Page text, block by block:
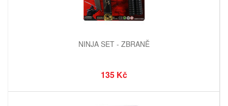
NINJA SET - ZBRANĚ
135 Kč